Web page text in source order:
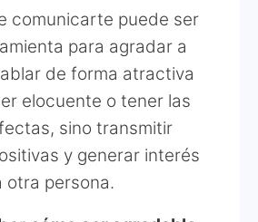
comunicarte puede ser
para agradar a
de forma atractiva
elocuente o tener las
sino transmitir
y generar interés
otra persona.